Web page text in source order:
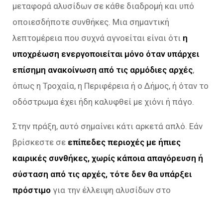
μεταφορά αλυσίδων σε κάθε διαδρομή και υπό
οποιεσδήποτε συνθήκες. Μια σημαντική
λεπτομέρεια που συχνά αγνοείται είναι ότι η
υποχρέωση ενεργοποιείται μόνο όταν υπάρχει
επίσημη ανακοίνωση από τις αρμόδιες αρχές,
όπως η Τροχαία, η Περιφέρεια ή ο Δήμος, ή όταν το
οδόστρωμα έχει ήδη καλυφθεί με χιόνι ή πάγο.
Στην πράξη, αυτό σημαίνει κάτι αρκετά απλό. Εάν
βρίσκεστε σε επίπεδες περιοχές με ήπιες
καιρικές συνθήκες, χωρίς κάποια απαγόρευση ή
σύσταση από τις αρχές, τότε δεν θα υπάρξει
πρόστιμο για την έλλειψη αλυσίδων στο